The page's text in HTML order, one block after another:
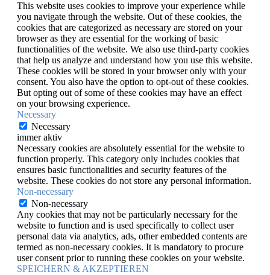
This website uses cookies to improve your experience while
you navigate through the website. Out of these cookies, the
cookies that are categorized as necessary are stored on your
browser as they are essential for the working of basic
functionalities of the website. We also use third-party cookies
that help us analyze and understand how you use this website.
These cookies will be stored in your browser only with your
consent. You also have the option to opt-out of these cookies.
But opting out of some of these cookies may have an effect
on your browsing experience.
Necessary
Necessary
immer aktiv
Necessary cookies are absolutely essential for the website to
function properly. This category only includes cookies that
ensures basic functionalities and security features of the
website. These cookies do not store any personal information.
Non-necessary
Non-necessary
Any cookies that may not be particularly necessary for the
website to function and is used specifically to collect user
personal data via analytics, ads, other embedded contents are
termed as non-necessary cookies. It is mandatory to procure
user consent prior to running these cookies on your website.
SPEICHERN & AKZEPTIEREN